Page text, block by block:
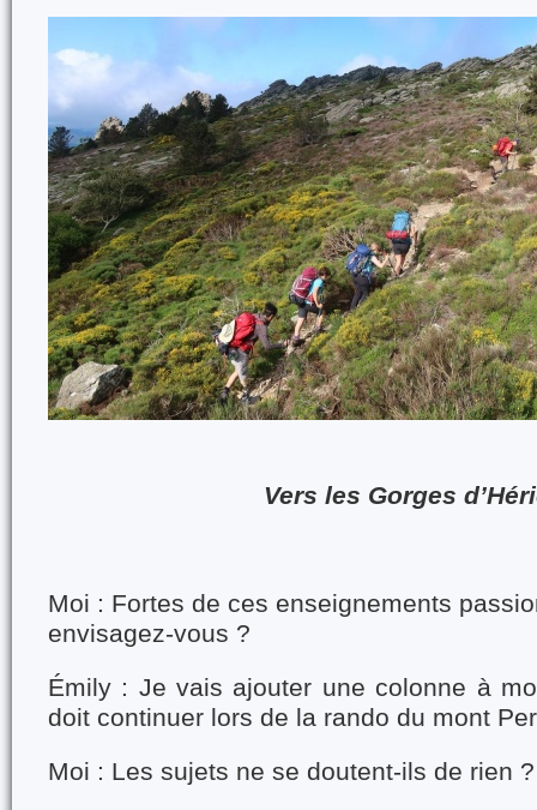
Vers les Gorges
Moi : Fortes de ces enseignements
envisagez-vous ?
Émily : Je vais ajouter une colonne à
doit continuer lors de la rando du mont
Moi : Les sujets ne se doutent-ils de rien